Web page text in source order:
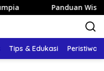
Panduan Wisata
Tips & Edukasi Peristiwa